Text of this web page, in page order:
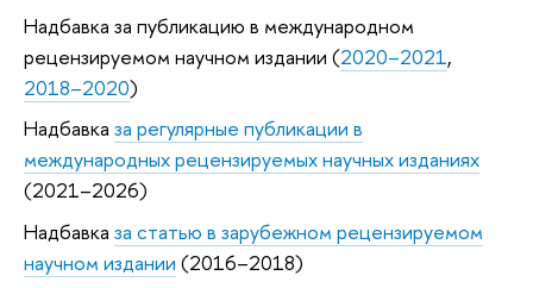
Надбавка за публикацию в международном
рецензируемом научном издании (2020–2021,
2018–2020)
Надбавка за регулярные публикации в
международных рецензируемых научных изданиях
(2021–2026)
Надбавка за статью в зарубежном рецензируемом
научном издании (2016–2018)